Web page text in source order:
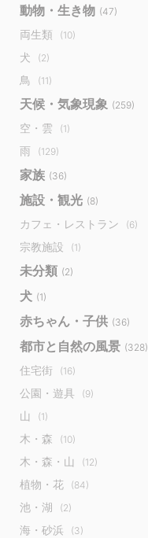
動物・生き物 (47)
両生類 (10)
犬 (2)
鳥 (11)
天候・気象現象 (259)
空・雲 (1)
雨 (129)
家族 (36)
施設・観光 (8)
カフェ・レストラン (6)
宗教施設 (1)
未分類 (2)
犬 (1)
赤ちゃん・子供 (36)
都市と自然の風景 (328)
住宅街 (16)
公園・遊具 (9)
山 (1)
木・森 (10)
木・森・山 (12)
植物・花 (84)
池・湖 (2)
海・砂浜 (3)